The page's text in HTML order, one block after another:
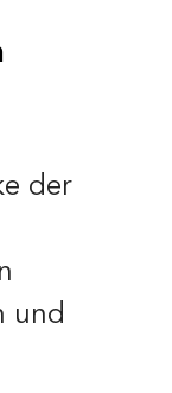
der
und